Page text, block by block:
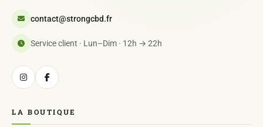
contact@strongcbd.fr
Service client · Lun–Dim · 12h → 22h
LA BOUTIQUE